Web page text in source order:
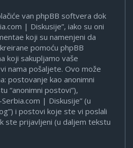
van phpBB softvera dok
| Diskusije”, iako su oni
koji su namenjeni da
pomoću phpBB
koji sakupljamo vaše
nama pošaljete. Ovo može
postovanje kao anonimni
“anonimni postovi”),
| Diskusije” (u
i postovi koje ste vi poslali
ste prijavljeni (u daljem tekstu